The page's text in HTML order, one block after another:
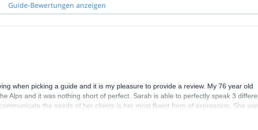
Guide-Bewertungen anzeigen
when picking a guide and it is my pleasure to provide a review. My 76 year old
Alps and it was nothing short of perfect. Sarah is able to perfectly speak 3
the needs of her clients is her most fluent form of expression. She
ability and planned a life changing adventure. My mother, who as stated is